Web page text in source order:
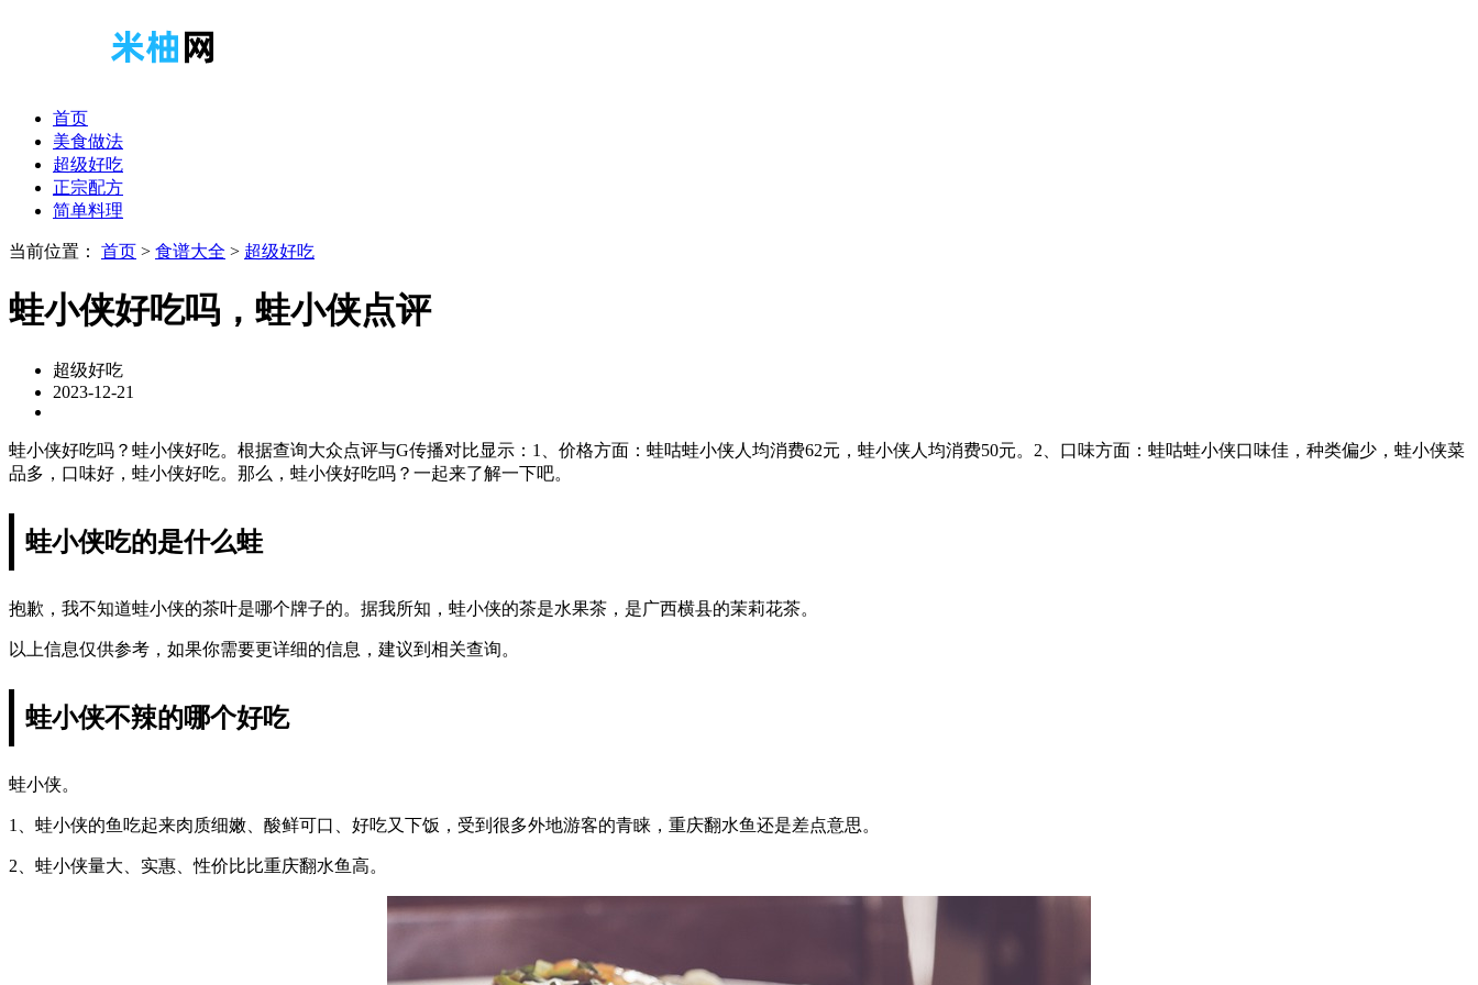
首页
美食做法
超级好吃
正宗配方
简单料理
当前位置： 首页 > 食谱大全 > 超级好吃
蛙小侠好吃吗，蛙小侠点评
超级好吃
2023-12-21
蛙小侠好吃吗？蛙小侠好吃。根据查询大众点评与G传播对比显示：1、价格方面：蛙咕蛙小侠人均消费62元，蛙小侠人均消费50元。2、口味方面：蛙咕蛙小侠口味佳，种类偏少，蛙小侠菜
品多，口味好，蛙小侠好吃。那么，蛙小侠好吃吗？一起来了解一下吧。
蛙小侠吃的是什么蛙
抱歉，我不知道蛙小侠的茶叶是哪个牌子的。据我所知，蛙小侠的茶是水果茶，是广西横县的茉莉花茶。
以上信息仅供参考，如果你需要更详细的信息，建议到相关查询。
蛙小侠不辣的哪个好吃
蛙小侠。
1、蛙小侠的鱼吃起来肉质细嫩、酸鲜可口、好吃又下饭，受到很多外地游客的青睐，重庆翻水鱼还是差点意思。
2、蛙小侠量大、实惠、性价比比重庆翻水鱼高。